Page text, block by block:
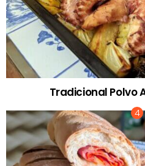
Tradicional Polvo